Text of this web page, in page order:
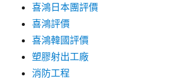
喜鴻日本團評價
喜鴻評價
喜鴻韓國評價
塑膠射出工廠
消防工程